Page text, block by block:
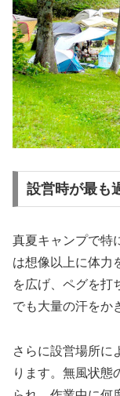
設営時が最も
真夏キャンプで特
は想像以上に体力
を広げ、ペグを打
でも大量の汗をか
さらに設営場所に
ります。無風状態